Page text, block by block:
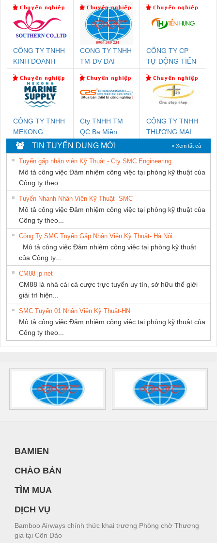
CÔNG TY TNHH
KINH DOANH
PHƯƠNG NAM
CONG TY TNHH
TM-DV DAI
CÔNG TY CP
TỰ ĐỘNG TIẾN
CÔNG TY TNHH
MEKONG
MARINE SUPPLY
Cty TNHH TM
QC Ba Miền
CÔNG TY TNHH
THƯƠNG MẠI
THIÊN ÂN VIỆT
NAM
TIN TUYỂN DỤNG MỚI » Xem tất cả
Tuyển gấp nhân viên Kỹ Thuật - Cty SMC Engineering
Mô tả công việc Đảm nhiệm công việc tại phòng kỹ thuật của
Công ty theo...
Tuyển Nhanh Nhân Viên Kỹ Thuật- SMC
Mô tả công việc Đảm nhiệm công việc tại phòng kỹ thuật của
Công ty theo...
Công Ty SMC Tuyển Gấp Nhân Viên Kỹ Thuật- Hà Nội
Mô tả công việc Đảm nhiệm công việc tại phòng kỹ thuật
của Công ty...
CM88 jp net
CM88 là nhà cái cá cược trực tuyến uy tín, sở hữu thế giới
giải trí hiện...
SMC Tuyển 01 Nhân Viên Kỹ Thuật-HN
Mô tả công việc Đảm nhiệm công việc tại phòng kỹ thuật của
Công ty theo...
BAMIEN
CHÀO BÁN
TÌM MUA
DỊCH VỤ
Bamboo Airways chính thức khai trương Phòng chờ Thương
gia tại Côn Đảo